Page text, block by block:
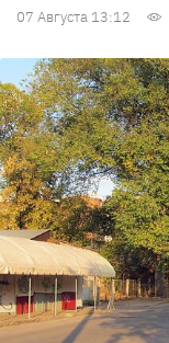
07 Августа 13:12